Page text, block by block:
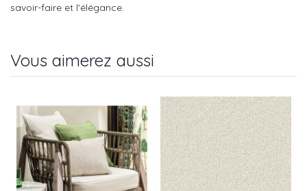
savoir-faire et l'élégance.
Vous aimerez aussi